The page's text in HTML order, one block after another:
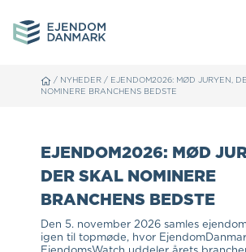
/ NYHEDER / EJENDOM2026: MØD JURYEN,
NOMINERE BRANCHENS BEDSTE
EJENDOM2026: MØD
DER SKAL NOMINERE
BRANCHENS BEDSTE
Den 5. november 2026 samles
igen til topmøde, hvor